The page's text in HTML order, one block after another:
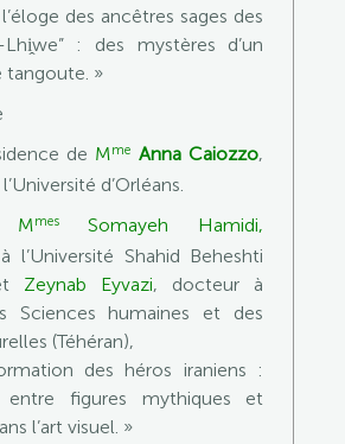
des ancêtres sages des
Lhi̭we” : des mystères d’un
tangoute. »
de Mme Anna Caiozzo,
d’Orléans.
MmesSomayeh Hamidi,
l’Université Shahid Beheshti
Zeynab Eyvazi, docteur à
Sciences humaines et des
(Téhéran),
des héros iraniens :
entre figures mythiques et
l’art visuel. »